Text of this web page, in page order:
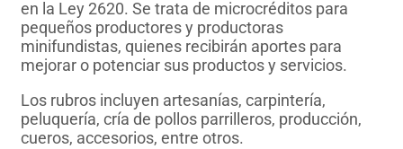
en la Ley 2620. Se trata de microcréditos para
pequeños productores y productoras
minifundistas, quienes recibirán aportes para
mejorar o potenciar sus productos y servicios.
Los rubros incluyen artesanías, carpintería,
peluquería, cría de pollos parrilleros, producción,
cueros, accesorios, entre otros.